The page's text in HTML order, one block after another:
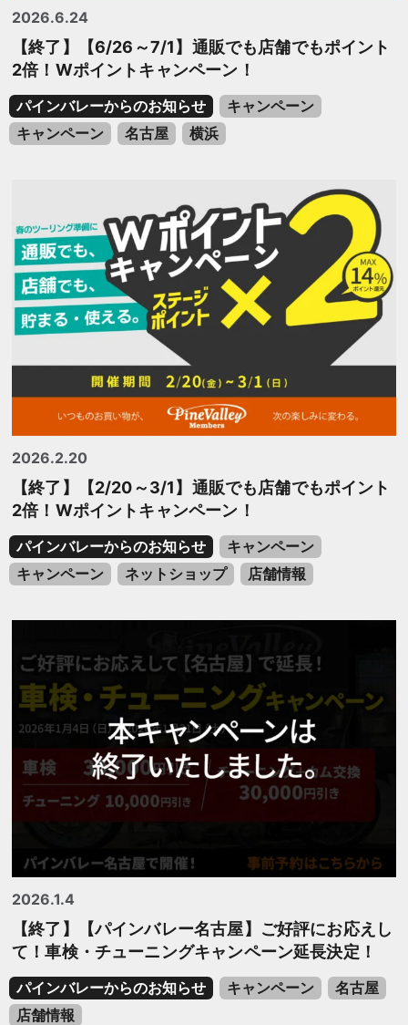
2026.6.24
【終了】【6/26～7/1】通販でも店舗でもポイント
2倍！Wポイントキャンペーン！
パインバレーからのお知らせ
キャンペーン
キャンペーン
名古屋 横浜
2026.2.20
【終了】【2/20～3/1】通販でも店舗でもポイント
2倍！Wポイントキャンペーン！
パインバレーからのお知らせ
キャンペーン
キャンペーン
ネットショップ 店舗情報
2026.1.4
【終了】【パインバレー名古屋】ご好評にお応えし
て！車検・チューニングキャンペーン延長決定！
パインバレーからのお知らせ キャンペーン
名古屋
店舗情報